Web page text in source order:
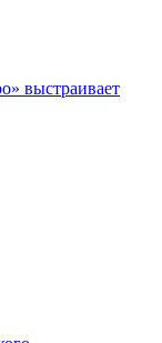
выстраивает